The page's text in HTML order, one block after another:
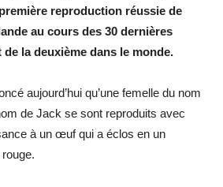
reproduction réussie de
au cours des 30 dernières
de la deuxième dans le monde.
aujourd’hui qu’une femelle du nom
de Jack se sont reproduits avec
à un œuf qui a éclos en un